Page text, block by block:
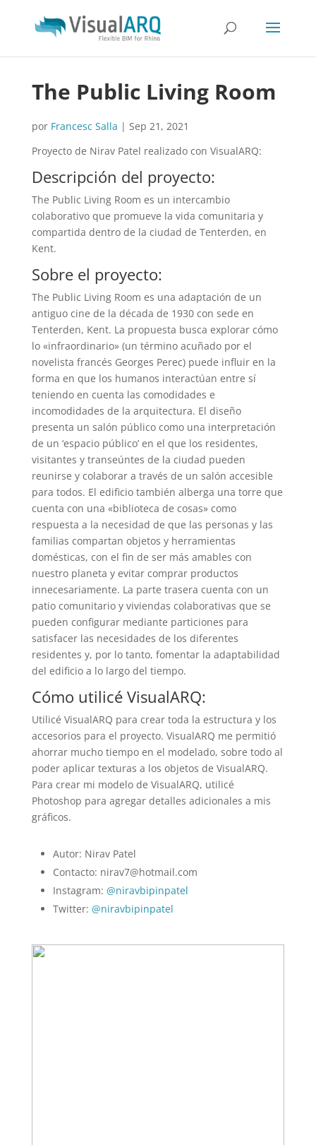
The Public Living Room
por Francesc Salla | Sep 21, 2021
Proyecto de Nirav Patel realizado con VisualARQ:
Descripción del proyecto:
The Public Living Room es un intercambio
colaborativo que promueve la vida comunitaria y
compartida dentro de la ciudad de Tenterden, en
Kent.
Sobre el proyecto:
The Public Living Room es una adaptación de un
antiguo cine de la década de 1930 con sede en
Tenterden, Kent. La propuesta busca explorar cómo
lo «infraordinario» (un término acuñado por el
novelista francés Georges Perec) puede influir en la
forma en que los humanos interactúan entre sí
teniendo en cuenta las comodidades e
incomodidades de la arquitectura. El diseño
presenta un salón público como una interpretación
de un ‘espacio público’ en el que los residentes,
visitantes y transeúntes de la ciudad pueden
reunirse y colaborar a través de un salón accesible
para todos. El edificio también alberga una torre que
cuenta con una «biblioteca de cosas» como
respuesta a la necesidad de que las personas y las
familias compartan objetos y herramientas
domésticas, con el fin de ser más amables con
nuestro planeta y evitar comprar productos
innecesariamente. La parte trasera cuenta con un
patio comunitario y viviendas colaborativas que se
pueden configurar mediante particiones para
satisfacer las necesidades de los diferentes
residentes y, por lo tanto, fomentar la adaptabilidad
del edificio a lo largo del tiempo.
Cómo utilicé VisualARQ:
Utilicé VisualARQ para crear toda la estructura y los
accesorios para el proyecto. VisualARQ me permitió
ahorrar mucho tiempo en el modelado, sobre todo al
poder aplicar texturas a los objetos de VisualARQ.
Para crear mi modelo de VisualARQ, utilicé
Photoshop para agregar detalles adicionales a mis
gráficos.
Autor: Nirav Patel
Contacto: nirav7@hotmail.com
Instagram: @niravbipinpatel
Twitter: @niravbipinpatel